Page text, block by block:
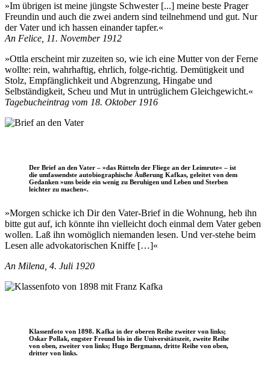
»Im übrigen ist meine jüngste Schwester [...] meine beste Prager
Freundin und auch die zwei andern sind teilnehmend und gut. Nur
der Vater und ich hassen einander tapfer.«
An Felice, 11. November 1912
»Ottla erscheint mir zuzeiten so, wie ich eine Mutter von der Ferne
wollte: rein, wahrhaftig, ehrlich, folge-richtig. Demütigkeit und
Stolz, Empfänglichkeit und Abgrenzung, Hingabe und
Selbständigkeit, Scheu und Mut in untrüglichem Gleichgewicht.«
Tagebucheintrag vom 18. Oktober 1916
Der Brief an den Vater – »das Rütteln der Fliege an der Leimrute« – ist
die umfassendste autobiographische Äußerung Kafkas, geleitet von dem
Gedanken »uns beide ein wenig zu Beruhigen und Leben und Sterben
leichter zu machen«.
»Morgen schicke ich Dir den Vater-Brief in die Wohnung, heb ihn
bitte gut auf, ich könnte ihn vielleicht doch einmal dem Vater geben
wollen. Laß ihn womöglich niemanden lesen. Und ver-stehe beim
Lesen alle advokatorischen Kniffe […]«
An Milena, 4. Juli 1920
Klassenfoto von 1898. Kafka in der oberen Reihe zweiter von links;
Oskar Pollak, engster Freund bis in die Universitätszeit, zweite Reihe
von oben, zweiter von links; Hugo Bergmann, dritte Reihe von oben,
dritter von links.